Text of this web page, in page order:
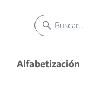
Alfabetización